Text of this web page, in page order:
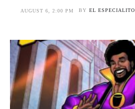
AUGUST 6, 2:00 PM BY EL ESPECIALITO